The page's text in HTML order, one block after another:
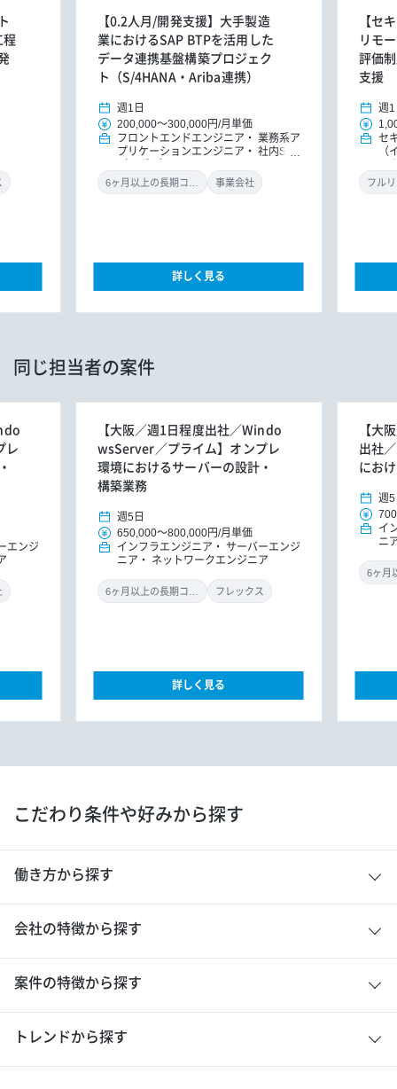
程
【0.2人月/開発支援】大手製造
業におけるSAP BTPを活用した
データ連携基盤構築プロジェク
ト（S/4HANA・Ariba連携）
週1日
200,000～300,000円/月単価
フロントエンドエンジニア
業務系ア
プリケーションエンジニア
社内SE
事業会社
詳しく見る
【セ
リモ
評価
支援
週1
セ
（
ン
フル
同じ担当者の案件
レ
エンジ
【大阪／週1日程度出社／Windo
wsServer／プライム】オンプレ
環境におけるサーバーの設計・
構築業務
週5日
650,000～800,000円/月単価
インフラエンジニア
サーバーエンジ
ニア
ネットワークエンジニア
フレックス
詳しく見る
【大
出社
にお
週5
イ
ニ
こだわり条件や好みから探す
働き方から探す
会社の特徴から探す
案件の特徴から探す
トレンドから探す